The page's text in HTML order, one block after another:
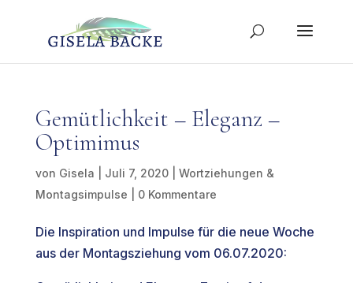
Gemütlichkeit – Eleganz –
Optimimus
von Gisela Juli 7, 2020| Wortziehungen &
Montagsimpulse
0 Kommentare
Die Inspiration und Impulse für die neue Woche
aus der Montagsziehung vom 06.07.2020: